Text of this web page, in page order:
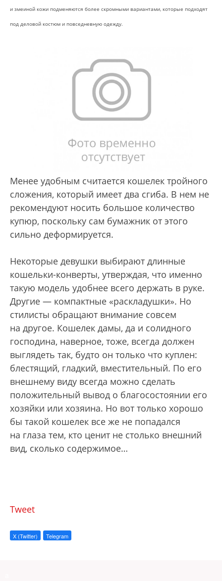
и змеиной кожи подменяются более скромными вариантами, которые подходят
под деловой костюм и повседневную одежду.
Менее удобным считается кошелек тройного
сложения, который имеет два сгиба. В нем не
рекомендуют носить большое количество
купюр, поскольку сам бумажник от этого
сильно деформируется.
Некоторые девушки выбирают длинные
кошельки-конверты, утверждая, что именно
такую модель удобнее всего держать в руке.
Другие — компактные «раскладушки». Но
стилисты обращают внимание совсем
на другое. Кошелек дамы, да и солидного
господина, наверное, тоже, всегда должен
выглядеть так, будто он только что куплен:
блестящий, гладкий, вместительный. По его
внешнему виду всегда можно сделать
положительный вывод о благосостоянии его
хозяйки или хозяина. Но вот только хорошо
бы такой кошелек все же не попадался
на глаза тем, кто ценит не столько внешний
вид, сколько содержимое…
Tweet
X (Twitter) Telegram